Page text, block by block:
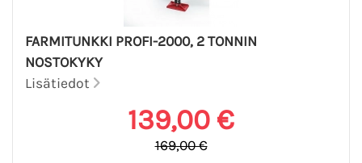
FARMITUNKKI PROFI-2000, 2 TONNIN
NOSTOKYKY
Lisätiedot
139,00 €
169,00 €